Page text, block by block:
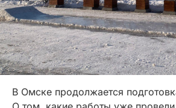
В Омске продолжается